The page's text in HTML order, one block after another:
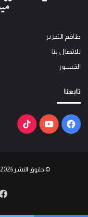
طاقم التحرير
للاتصال بنا
الجَســور
تابعنا
فيسبوكيوتيوب ‫TikTok
© حقوق النشر 2026، جميع الحقوق محفوظة | Ily Media